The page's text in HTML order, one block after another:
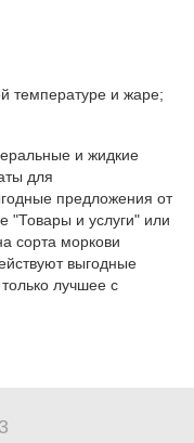
температуре и жаре;
и жидкие
для
предложения от
"Товары и услуги" или
сорта моркови
выгодные
лучшее с